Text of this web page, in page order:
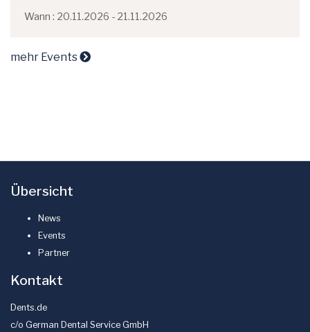
Wann : 20.11.2026 - 21.11.2026
mehr Events
Übersicht
News
Events
Partner
Kontakt
Dents.de
c/o German Dental Service GmbH